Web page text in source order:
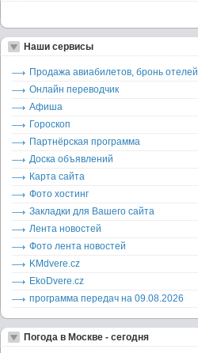
Наши сервисы
Продажа авиабилетов, бронь отелей
Онлайн переводчик
Афиша
Гороскоп
Партнёрская программа
Доска объявлений
Карта сайта
Фото хостинг
Закладки для Вашего сайта
Лента новостей
Фото лента новостей
KMdvere.cz
EkoDvere.cz
программа передач на 09.08.2026
Погода в Москве - сегодня